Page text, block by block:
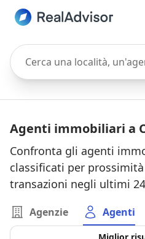
Cerca una località,
Agenti immobiliari a
Confronta gli agenti
classificati per
transazioni negli ultimi
Agenzie Agenti